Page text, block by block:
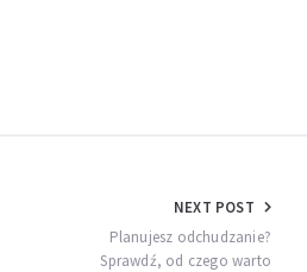
NEXT POST
Planujesz odchudzanie?
Sprawdź, od czego warto